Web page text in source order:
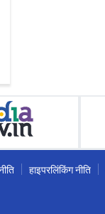
हाइपरलिंकिंग नीति